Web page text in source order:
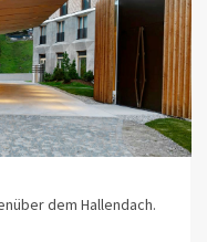
dem Hallendach.